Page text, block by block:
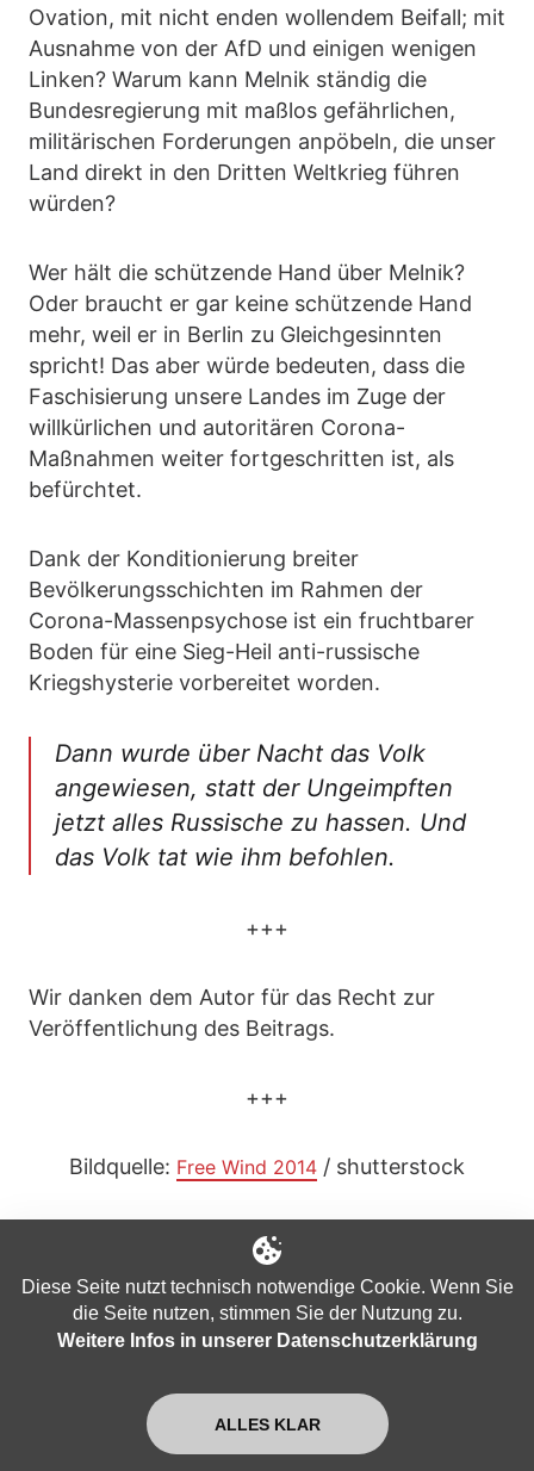
Ovation, mit nicht enden wollendem Beifall; mit
Ausnahme von der AfD und einigen wenigen
Linken? Warum kann Melnik ständig die
Bundesregierung mit maßlos gefährlichen,
militärischen Forderungen anpöbeln, die unser
Land direkt in den Dritten Weltkrieg führen
würden?
Wer hält die schützende Hand über Melnik?
Oder braucht er gar keine schützende Hand
mehr, weil er in Berlin zu Gleichgesinnten
spricht! Das aber würde bedeuten, dass die
Faschisierung unsere Landes im Zuge der
willkürlichen und autoritären Corona-
Maßnahmen weiter fortgeschritten ist, als
befürchtet.
Dank der Konditionierung breiter
Bevölkerungsschichten im Rahmen der
Corona-Massenpsychose ist ein fruchtbarer
Boden für eine Sieg-Heil anti-russische
Kriegshysterie vorbereitet worden.
Dann wurde über Nacht das Volk
angewiesen, statt der Ungeimpften
jetzt alles Russische zu hassen. Und
das Volk tat wie ihm befohlen.
+++
Wir danken dem Autor für das Recht zur
Veröffentlichung des Beitrags.
+++
Bildquelle: Free Wind 2014 / shutterstock
Ihnen gefällt unser Programm? Machen wir uns
gemeinsam im Rahmen einer "digitalen
finanziellen Selbstverteidigung" unabhängig
Spenden-Kryptowährung „Nackte Mark“:
Diese Seite nutzt technisch notwendige Cookie. Wenn Sie
die Seite nutzen, stimmen Sie der Nutzung zu.
Weitere Infos in unserer Datenschutzerklärung
ALLES KLAR